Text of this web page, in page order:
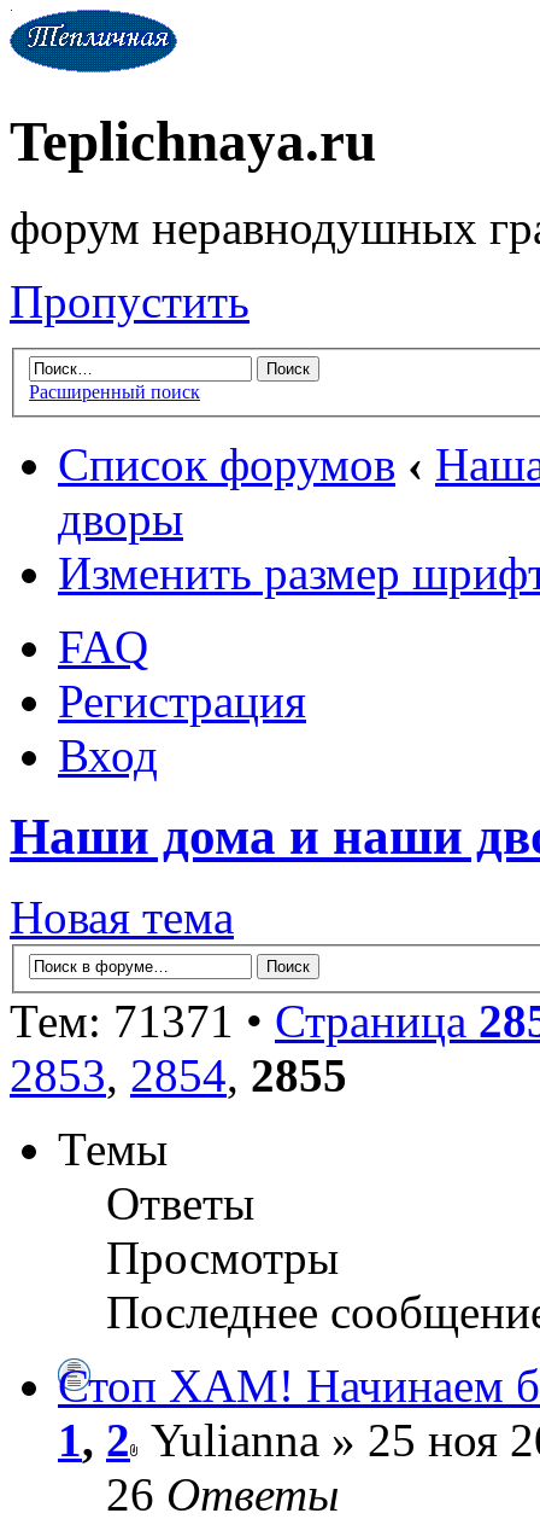
Teplichnaya.ru
форум неравнодушных
Пропустить
Расширенный поиск
Список форумов ‹
дворы
Изменить размер
FAQ
Регистрация
Вход
Наши дома и наши
Новая тема
Тем: 71371 • Страница
2853, 2854, 2855
Темы
Ответы
Просмотры
Последнее
Стоп ХАМ! Начинаем
1, 2 Yulianna » 25 ноя
26 Ответы